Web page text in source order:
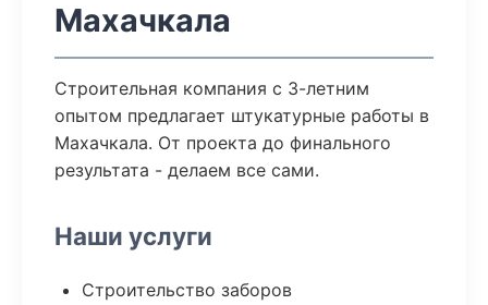
Махачкала
Строительная компания с 3-летним
опытом предлагает штукатурные работы в
Махачкала. От проекта до финального
результата - делаем все сами.
Наши услуги
Строительство заборов